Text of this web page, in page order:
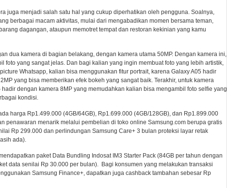
juga menjadi salah satu hal yang cukup diperhatikan oleh pengguna. Soalnya,
berbagai macam aktivitas, mulai dari mengabadikan momen bersama teman,
dagangan, ataupun memotret tempat dan restoran kekinian yang kamu
dua kamera di bagian belakang, dengan kamera utama 50MP. Dengan kamera ini,
foto yang sangat jelas. Dan bagi kalian yang ingin membuat foto yang lebih artistik,
Whatsapp, kalian bisa menggunakan fitur portrait, karena Galaxy A05 hadir
yang bisa memberikan efek bokeh yang sangat baik. Terakhir, untuk kamera
hadir dengan kamera 8MP yang memudahkan kalian bisa mengambil foto selfie yang
kondisi.
harga Rp1.499.000 (4GB/64GB), Rp1.699.000 (4GB/128GB), dan Rp1.899.000
penawaran menarik melalui pembelian di toko online Samsung.com berupa gratis
Rp 299.000 dan perlindungan Samsung Care+ 3 bulan proteksi layar retak
ada).
paket Data Bundling Indosat IM3 Starter Pack (84GB per tahun dengan
data senilai Rp 30.000 per bulan). Bagi konsumen yang melakukan transaksi
Samsung Finance+, dapatkan juga cashback tambahan sebesar Rp